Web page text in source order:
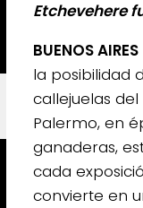
Etchevehere
BUENOS
la posibilidad
callejuelas
Palermo, en
ganaderas,
cada
convierte en